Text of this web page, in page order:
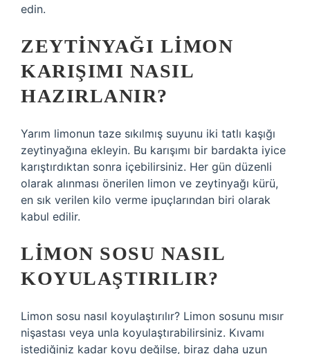
edin.
ZEYTINYAĞI LIMON
KARIŞIMI NASIL
HAZIRLANIR?
Yarım limonun taze sıkılmış suyunu iki tatlı kaşığı
zeytinyağına ekleyin. Bu karışımı bir bardakta iyice
karıştırdıktan sonra içebilirsiniz. Her gün düzenli
olarak alınması önerilen limon ve zeytinyağı kürü,
en sık verilen kilo verme ipuçlarından biri olarak
kabul edilir.
LIMON SOSU NASIL
KOYULAŞTIRILIR?
Limon sosu nasıl koyulaştırılır? Limon sosunu mısır
nişastası veya unla koyulaştırabilirsiniz. Kıvamı
istediğiniz kadar koyu değilse, biraz daha uzun